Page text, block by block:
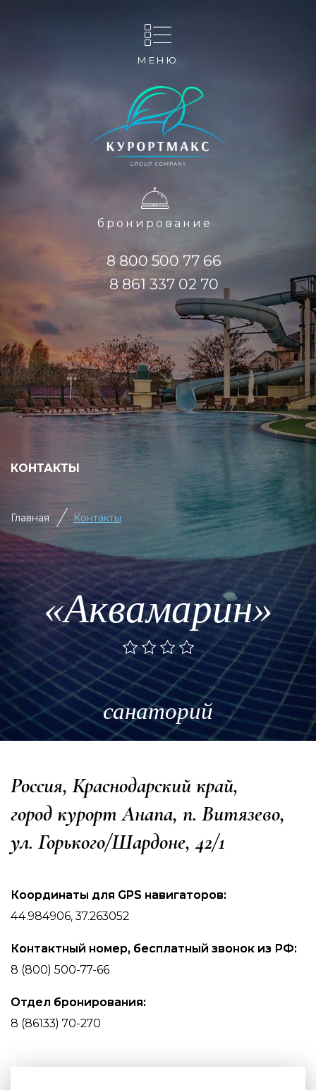
МЕНЮ
бронирование
8 800 500 77 66
8 861 337 02 70
КОНТАКТЫ
Главная Контакты
«Аквамарин»
санаторий
Россия, Краснодарский край,
город курорт Анапа, п. Витязево,
ул. Горького/Шардоне, 42/1
Координаты для GPS навигаторов:
44.984906, 37.263052
Контактный номер, бесплатный звонок из РФ:
8 (800) 500-77-66
Отдел бронирования:
8 (86133) 70-270